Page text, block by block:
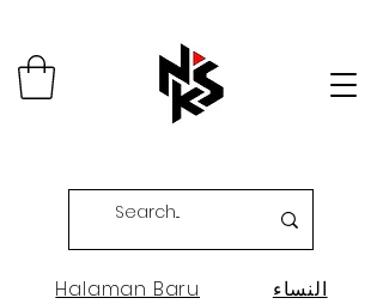
Halaman Baru النساء